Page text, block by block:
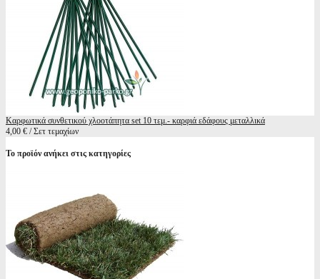
Καρφωτικά συνθετικού χλοοτάπητα set 10 τεμ.- καρφιά εδάφους μεταλλικά
4,00 € / Σετ τεμαχίων
Το προϊόν ανήκει στις κατηγορίες